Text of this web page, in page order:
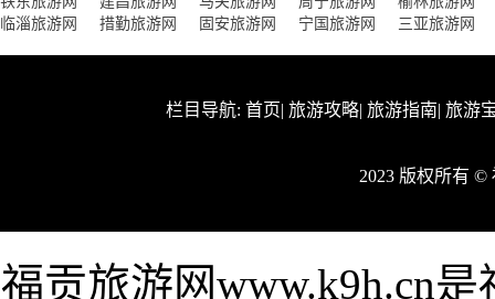
临淄旅游网
措勤旅游网 固安旅游网 宁国旅游网 三亚旅游网
栏目导航: 首页| 旅游攻略| 旅游指南| 旅游
2023 版权所有
福贡旅游网www.k9h.cn